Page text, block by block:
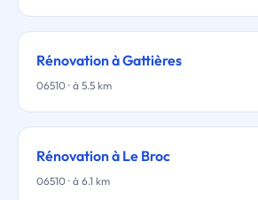
Rénovation à Gattières
06510 · à 5.5 km
Rénovation à Le Broc
06510 · à 6.1 km